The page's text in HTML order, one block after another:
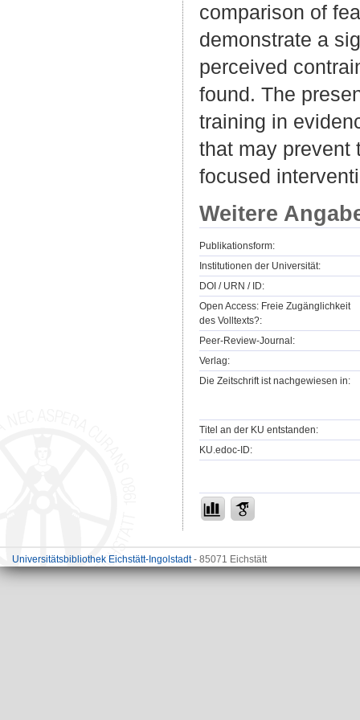
comparison of
demonstrate a
perceived
found. The
training in
that may prevent
focused
Weitere
Publikationsform:
Institutionen der Universität:
DOI / URN / ID:
Open Access: Freie Zugänglichkeit
des Volltexts?:
Peer-Review-Journal:
Verlag:
Die Zeitschrift ist nachgewiesen in:
Titel an der KU entstanden:
KU.edoc-ID:
Universitätsbibliothek Eichstätt-Ingolstadt- 85071 Eichstätt